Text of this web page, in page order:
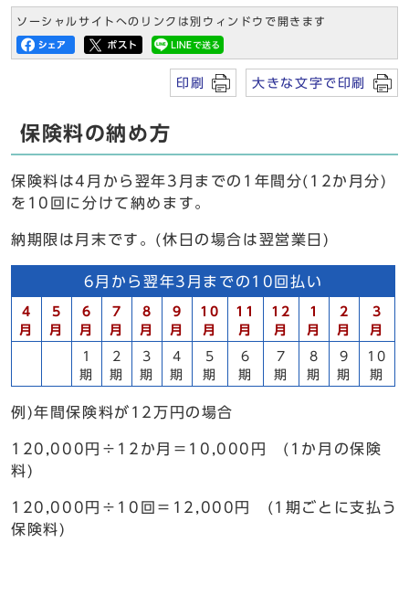
ソーシャルサイトへのリンクは別ウィンドウで開きます
印刷 大きな文字で印刷
保険料の納め方
保険料は4月から翌年3月までの1年間分(12か月分)
を10回に分けて納めます。
納期限は月末です。(休日の場合は翌営業日)
6月から翌年3月までの10回払い
4
月
5
月
6
月
7
月
8
月
9
月
10
月
11
月
12
月
1
月
2
月
3
月
1
期
2
期
3
期
4
期
5
期
6
期
7
期
8
期
9
期
10
期
例)年間保険料が12万円の場合
120,000円÷12か月＝10,000円 (1か月の保険
料)
120,000円÷10回＝12,000円 (1期ごとに支払う
保険料)